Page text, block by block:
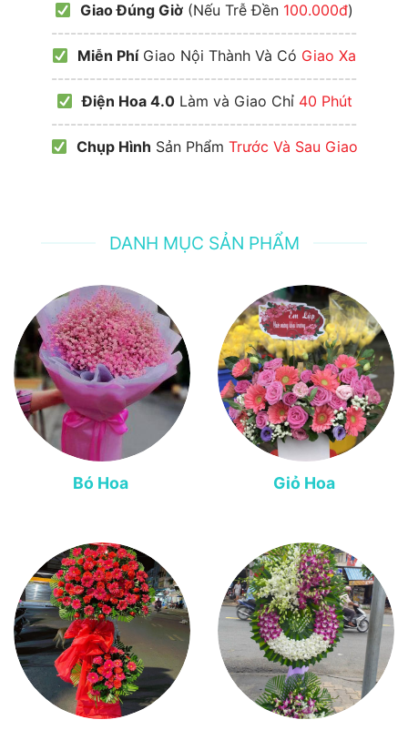
Giao Đúng Giờ (Nếu Trễ Đền 100.000đ)
------------------------------------------------
Miễn PhíGiao Nội Thành Và Có Giao Xa
------------------------------------------------
Điện Hoa 4.0Làm và Giao Chỉ 40 Phút
------------------------------------------------
Chụp Hình Sản Phẩm Trước Và Sau Giao
DANH MỤC SẢN PHẨM
Bó Hoa Giỏ Hoa